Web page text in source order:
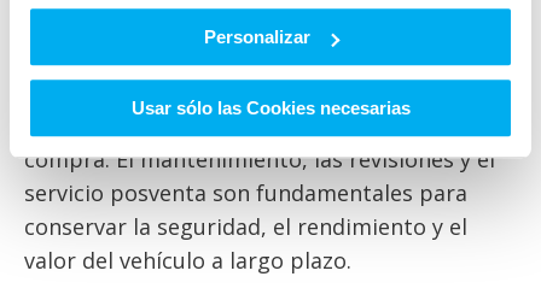
Personalizar
Usar sólo las Cookies necesarias
Mercedes-Benz
compra. El mantenimiento, las revisiones y el
servicio posventa son fundamentales para
conservar la seguridad, el rendimiento y el
valor del vehículo a largo plazo.